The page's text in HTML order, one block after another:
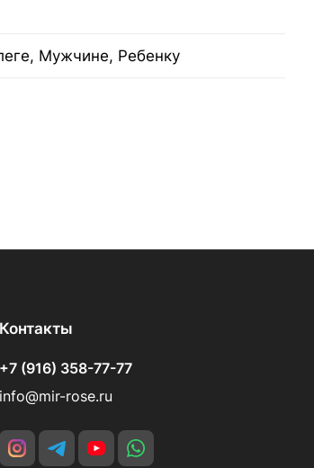
Мужчине, Ребенку
Контакты
+7 (916) 358-77-77
info@mir-rose.ru